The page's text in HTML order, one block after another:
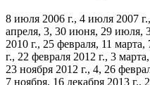
8 июля 2006 г., 4 июля 2007
апреля, 3, 30 июня, 29 июля,
2010 г., 25 февраля, 11
г., 22 февраля 2012 г., 3
23 ноября 2012 г., 4, 26
7 ноября, 16 декабря 2013